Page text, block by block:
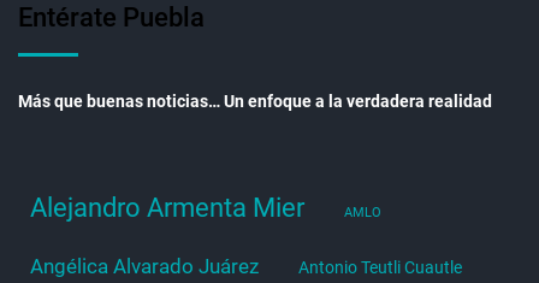
Entérate Puebla
Más que buenas noticias… Un enfoque a la verdadera realidad
Alejandro Armenta Mier AMLO
Angélica Alvarado Juárez Antonio Teutli Cuautle